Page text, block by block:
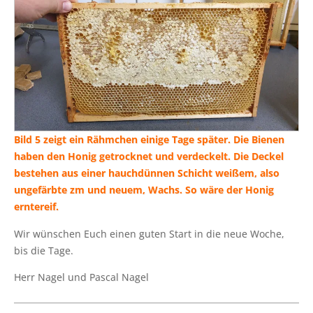
Bild 5 zeigt ein Rähm­chen eini­ge Tage spä­ter. Die Bie­nen
haben den Honig getrock­net und ver­de­ckelt. Die Deckel
bestehen aus einer hauch­dün­nen Schicht wei­ßem, also
unge­färb­te zm und neu­em, Wachs. So wäre der Honig
erntereif.
Wir wün­schen Euch einen guten Start in die neue Woche,
bis die Tage.
Herr Nagel und Pas­cal Nagel